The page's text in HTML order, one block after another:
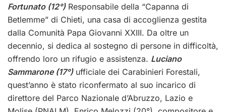
Fortunato (12°)Responsabile della “Capanna di
Betlemme” di Chieti, una casa di accoglienza gestita
dalla Comunità Papa Giovanni XXIII. Da oltre un
decennio, si dedica al sostegno di persone in difficoltà,
offrendo loro un rifugio e assistenza. Luciano
Sammarone (17°)ufficiale dei Carabinieri Forestali,
quest’anno è stato riconfermato al suo incarico di
direttore del Parco Nazionale d’Abruzzo, Lazio e